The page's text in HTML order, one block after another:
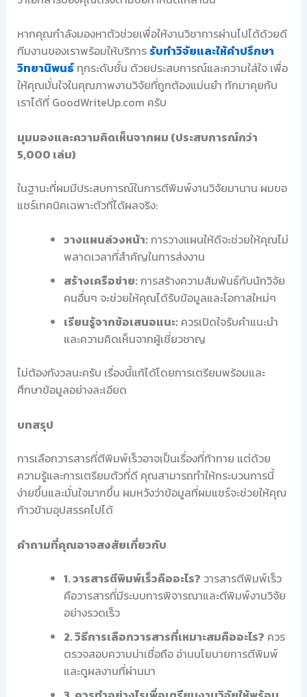
หากคุณกำลังมองหาตัวช่วยเพื่อให้งานวิชาการผ่านไปได้ด้วยดี
ทีมงานของเราพร้อมให้บริการ รับทำวิจัยและให้คำปรึกษา
วิทยานิพนธ์ทุกระดับชั้น ด้วยประสบการณ์และความใส่ใจ เพื่อ
ให้คุณมั่นใจในคุณภาพงานวิจัยที่ถูกต้องแม่นยำ ทักมาคุยกับ
เราได้ที่ GoodWriteUp.com ครับ
มุมมองและความคิดเห็นจากผม (ประสบการณ์กว่า
5,000 เล่ม)
ในฐานะที่ผมมีประสบการณ์ในการตีพิมพ์งานวิจัยมานาน ผมขอ
แชร์เทคนิคเฉพาะตัวที่ได้ผลจริง:
วางแผนล่วงหน้า: การวางแผนให้ดีจะช่วยให้คุณไม่
พลาดเวลาที่สำคัญในการส่งงาน
สร้างเครือข่าย: การสร้างความสัมพันธ์กับนักวิจัย
คนอื่นๆ จะช่วยให้คุณได้รับข้อมูลและโอกาสใหม่ๆ
เรียนรู้จากข้อเสนอแนะ: ควรเปิดใจรับคำแนะนำ
และความคิดเห็นจากผู้เชี่ยวชาญ
ไม่ต้องกังวลนะครับ เรื่องนี้แก้ได้โดยการเตรียมพร้อมและ
ศึกษาข้อมูลอย่างละเอียด
บทสรุป
การเลือกวารสารที่ตีพิมพ์เร็วอาจเป็นเรื่องที่ท้าทาย แต่ด้วย
ความรู้และการเตรียมตัวที่ดี คุณสามารถทำให้กระบวนการนี้
ง่ายขึ้นและมั่นใจมากขึ้น ผมหวังว่าข้อมูลที่ผมแชร์จะช่วยให้คุณ
ก้าวข้ามอุปสรรคไปได้
คำถามที่คุณอาจสงสัยเกี่ยวกับ
1. วารสารตีพิมพ์เร็วคืออะไร? วารสารตีพิมพ์เร็ว
คือวารสารที่มีระบบการพิจารณาและตีพิมพ์งานวิจัย
อย่างรวดเร็ว
2. วิธีการเลือกวารสารที่เหมาะสมคืออะไร? ควร
ตรวจสอบความน่าเชื่อถือ อ่านนโยบายการตีพิมพ์
และดูผลงานที่ผ่านมา